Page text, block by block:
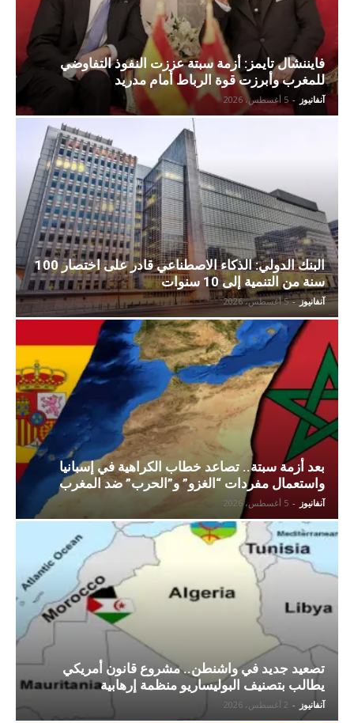
فايننشال تايمز: أزمة سبتة عززت النفوذ التفاوضي
للمغرب وأبرزت قوة الرباط أمام مدريد
آنفانيوز - 5 أغسطس، 2026
البنك الدولي: الذكاء الاصطناعي قادر على اختصار 100
سنة من التنمية إلى 10 سنوات
آنفانيوز - 5 أغسطس، 2026
بعد أزمة سبتة.. تصاعد خطاب الكراهية في إسبانيا
واستعمال مفردات “الغزو” و”الحرب” ضد المغرب
آنفانيوز - 5 أغسطس، 2026
تصعيد جديد في واشنطن.. مشروع قانون أمريكي
يطالب بتصنيف البوليساريو منظمة إرهابية
آنفانيوز - 2 أغسطس، 2026